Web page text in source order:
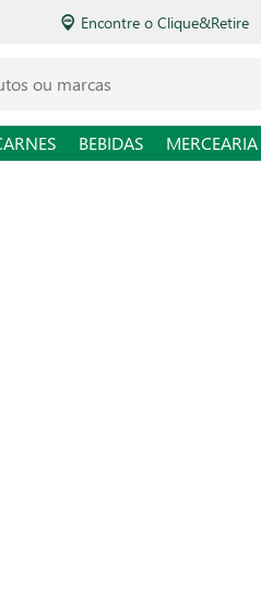
Encontre o Clique&Retire
BEBIDAS MERCEARIA